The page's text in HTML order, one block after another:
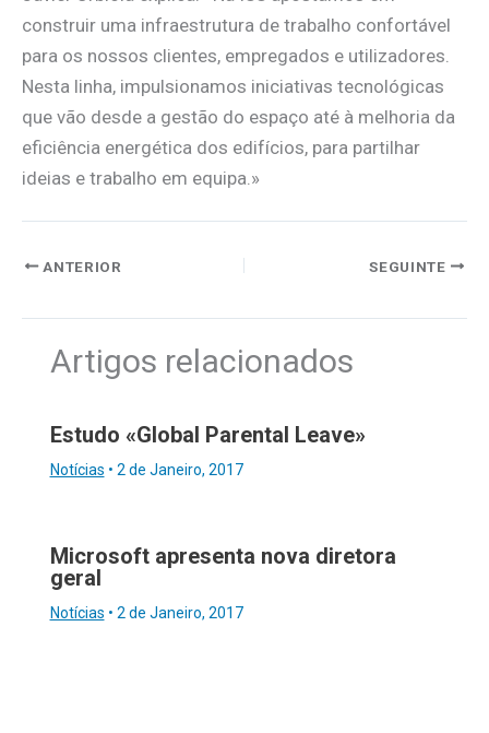
construir uma infraestrutura de trabalho confortável
para os nossos clientes, empregados e utilizadores.
Nesta linha, impulsionamos iniciativas tecnológicas
que vão desde a gestão do espaço até à melhoria da
eficiência energética dos edifícios, para partilhar
ideias e trabalho em equipa.»
ANTERIOR SEGUINTE
Artigos relacionados
Estudo «Global Parental Leave»
Notícias • 2 de Janeiro, 2017
Microsoft apresenta nova diretora
geral
Notícias • 2 de Janeiro, 2017